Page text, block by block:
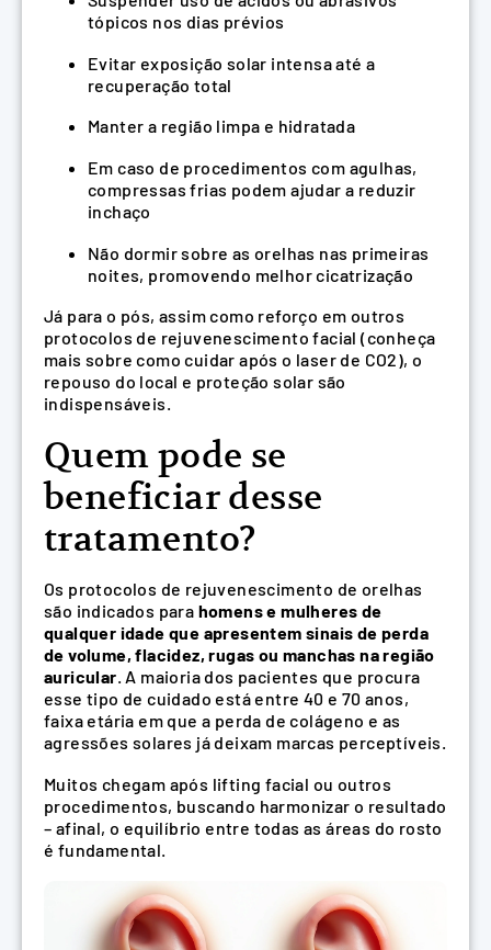
tópicos nos dias prévios
Evitar exposição solar intensa até a
recuperação total
Manter a região limpa e hidratada
Em caso de procedimentos com agulhas,
compressas frias podem ajudar a reduzir
inchaço
Não dormir sobre as orelhas nas primeiras
noites, promovendo melhor cicatrização
Já para o pós, assim como reforço em outros
protocolos de rejuvenescimento facial (conheça
mais sobre como cuidar após o laser de CO2), o
repouso do local e proteção solar são
indispensáveis.
Quem pode se
beneficiar desse
tratamento?
Os protocolos de rejuvenescimento de orelhas
são indicados para homens e mulheres de
qualquer idade que apresentem sinais de perda
de volume, flacidez, rugas ou manchas na região
auricular. A maioria dos pacientes que procura
esse tipo de cuidado está entre 40 e 70 anos,
faixa etária em que a perda de colágeno e as
agressões solares já deixam marcas perceptíveis.
Muitos chegam após lifting facial ou outros
procedimentos, buscando harmonizar o resultado
– afinal, o equilíbrio entre todas as áreas do rosto
é fundamental.